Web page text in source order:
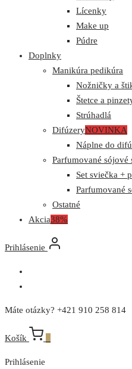
Lícenky
Make up
Púdre
Doplnky
Manikúra pedikúra
Nožničky a
Štetce a
Strúhadlá
DifúzeryNOVINKA
Náplne do
Parfumované sójové
Set sviečka +
Parfumované
Ostatné
Akcia38%
Prihlásenie
Máte otázky? +421 910 258 814
Košík
Prihlásenie